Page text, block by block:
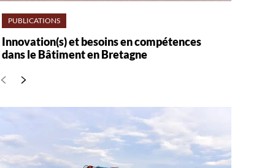
PUBLICATIONS
Innovation(s) et besoins en compétences
dans le Bâtiment en Bretagne